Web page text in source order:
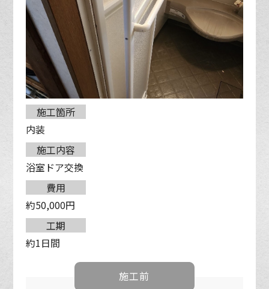
施工箇所
内装
施工内容
浴室ドア交換
費用
約50,000円
工期
約1日間
施工前